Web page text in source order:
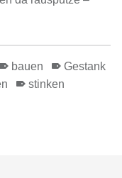
bauen
Gestank
stinken